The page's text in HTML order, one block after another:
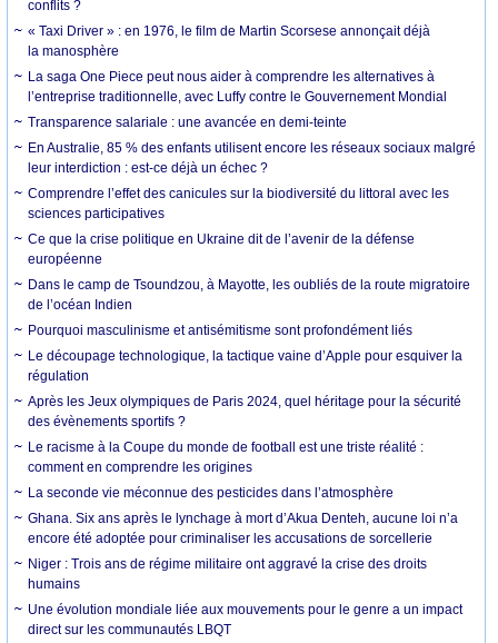
conflits ?
« Taxi Driver » : en 1976, le film de Martin Scorsese annonçait déjà
la manosphère
La saga One Piece peut nous aider à comprendre les alternatives à
l’entreprise traditionnelle, avec Luffy contre le Gouvernement Mondial
Transparence salariale : une avancée en demi-teinte
En Australie, 85 % des enfants utilisent encore les réseaux sociaux malgré
leur interdiction : est-ce déjà un échec ?
Comprendre l’effet des canicules sur la biodiversité du littoral avec les
sciences participatives
Ce que la crise politique en Ukraine dit de l’avenir de la défense
européenne
Dans le camp de Tsoundzou, à Mayotte, les oubliés de la route migratoire
de l’océan Indien
Pourquoi masculinisme et antisémitisme sont profondément liés
Le découpage technologique, la tactique vaine d’Apple pour esquiver la
régulation
Après les Jeux olympiques de Paris 2024, quel héritage pour la sécurité
des évènements sportifs ?
Le racisme à la Coupe du monde de football est une triste réalité :
comment en comprendre les origines
La seconde vie méconnue des pesticides dans l’atmosphère
Ghana. Six ans après le lynchage à mort d’Akua Denteh, aucune loi n’a
encore été adoptée pour criminaliser les accusations de sorcellerie
Niger : Trois ans de régime militaire ont aggravé la crise des droits
humains
Une évolution mondiale liée aux mouvements pour le genre a un impact
direct sur les communautés LBQT